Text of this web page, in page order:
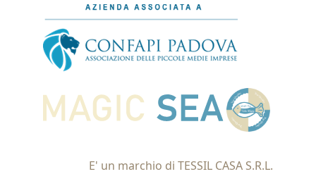
E' un marchio di TESSIL CASA S.R.L.